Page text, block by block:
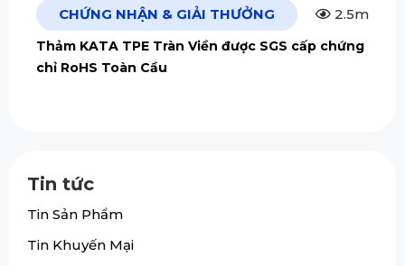
CHỨNG NHẬN & GIẢI THƯỞNG 2.5m
Thảm KATA TPE Tràn Viền được SGS cấp chứng
chỉ RoHS Toàn Cầu
Tin tức
Tin Sản Phẩm
Tin Khuyến Mại